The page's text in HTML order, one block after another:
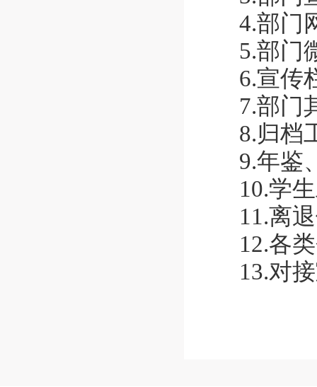
4.部门
5.部门
6.宣传
7.部门
8.归档
9.年鉴
10.学
11.离
12.各
13.对